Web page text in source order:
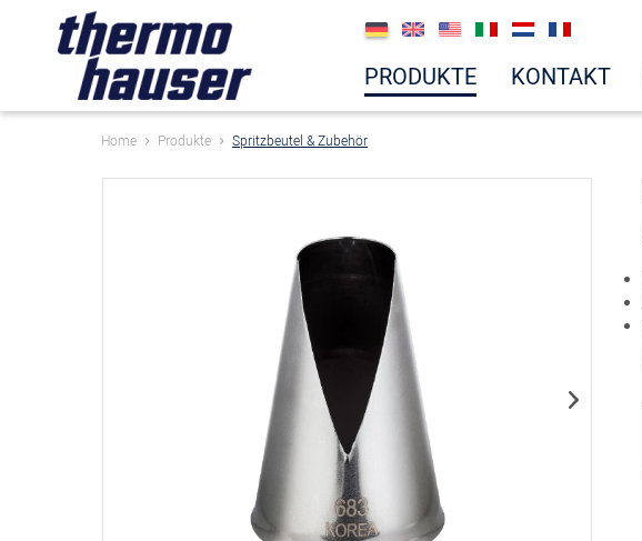
PRODUKTE KONTAKT
Home Produkte Spritzbeutel & Zubehör